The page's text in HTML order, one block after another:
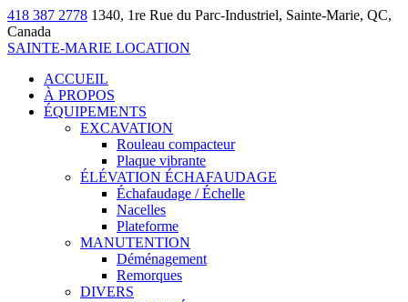
418 387 2778 1340, 1re Rue du Parc-Industriel, Sainte-Marie, QC,
Canada
SAINTE-MARIE LOCATION
ACCUEIL
À PROPOS
ÉQUIPEMENTS
EXCAVATION
Rouleau compacteur
Plaque vibrante
ÉLÉVATION ÉCHAFAUDAGE
Échafaudage / Échelle
Nacelles
Plateforme
MANUTENTION
Déménagement
Remorques
DIVERS